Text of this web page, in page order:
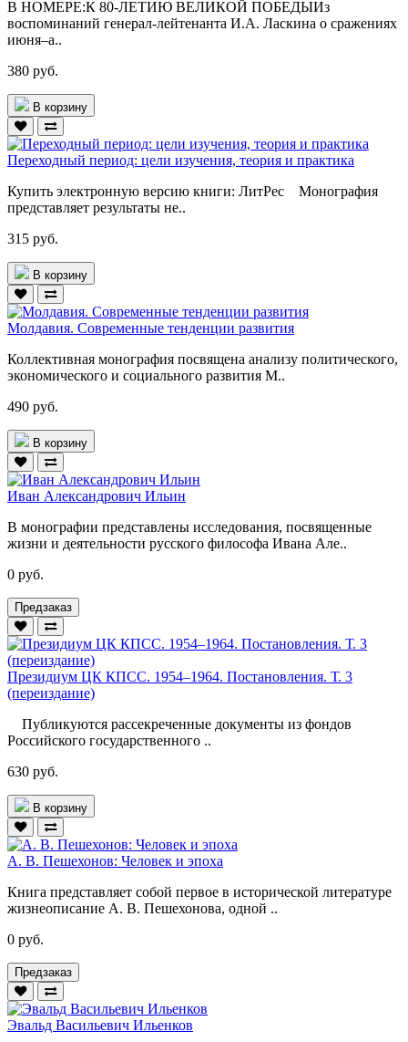
В НОМЕРЕ:К 80-ЛЕТИЮ ВЕЛИКОЙ ПОБЕДЫИз
воспоминаний генерал-лейтенанта И.А. Ласкина о сражениях
июня–а..
380 руб.
В корзину
Переходный период: цели изучения, теория и практика
Купить электронную версию книги: ЛитРес Монография
представляет результаты не..
315 руб.
В корзину
Молдавия. Современные тенденции развития
Коллективная монография посвящена анализу политического,
экономического и социального развития М..
490 руб.
В корзину
Иван Александрович Ильин
В монографии представлены исследования, посвященные
жизни и деятельности русского философа Ивана Але..
0 руб.
Предзаказ
Президиум ЦК КПСС. 1954–1964. Постановления. Т. 3
(переиздание)
Публикуются рассекреченные документы из фондов
Российского государственного ..
630 руб.
В корзину
А. В. Пешехонов: Человек и эпоха
Книга представляет собой первое в исторической литературе
жизнеописание А. В. Пешехонова, одной ..
0 руб.
Предзаказ
Эвальд Васильевич Ильенков